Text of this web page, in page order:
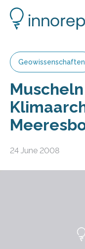
Geowissenschaften
24 June 2008